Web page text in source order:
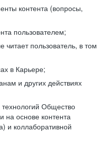
контента (вопросы,
пользователем;
читает пользователь, в том
в Карьере;
и других действиях
Общество
на основе контента
и коллаборативной